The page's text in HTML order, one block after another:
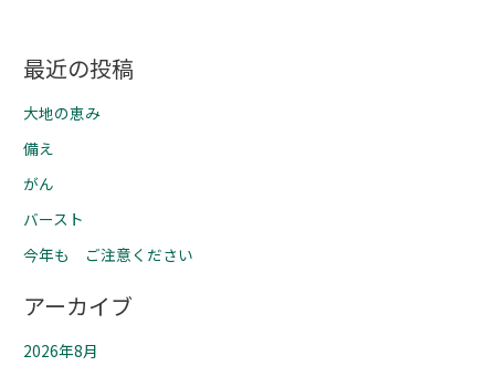
最近の投稿
大地の恵み
備え
がん
バースト
今年も ご注意ください
アーカイブ
2026年8月